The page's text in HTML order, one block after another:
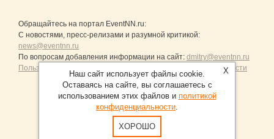
Обращайтесь на портал EventNN.ru:
С новостями, пресс-релизами и разумной критикой:
news@eventnn.ru
По вопросам добавления информации на сайт: dmitry@eventnn.ru
Пользовательское Соглашение и политика конфиденциальности
Продвижение сайтов Санкт-Петербург
X
Наш сайт использует файлы cookie.
Оставаясь на сайте, вы соглашаетесь с
использованием этих файлов и политикой
конфиденциальности.
ХОРОШО